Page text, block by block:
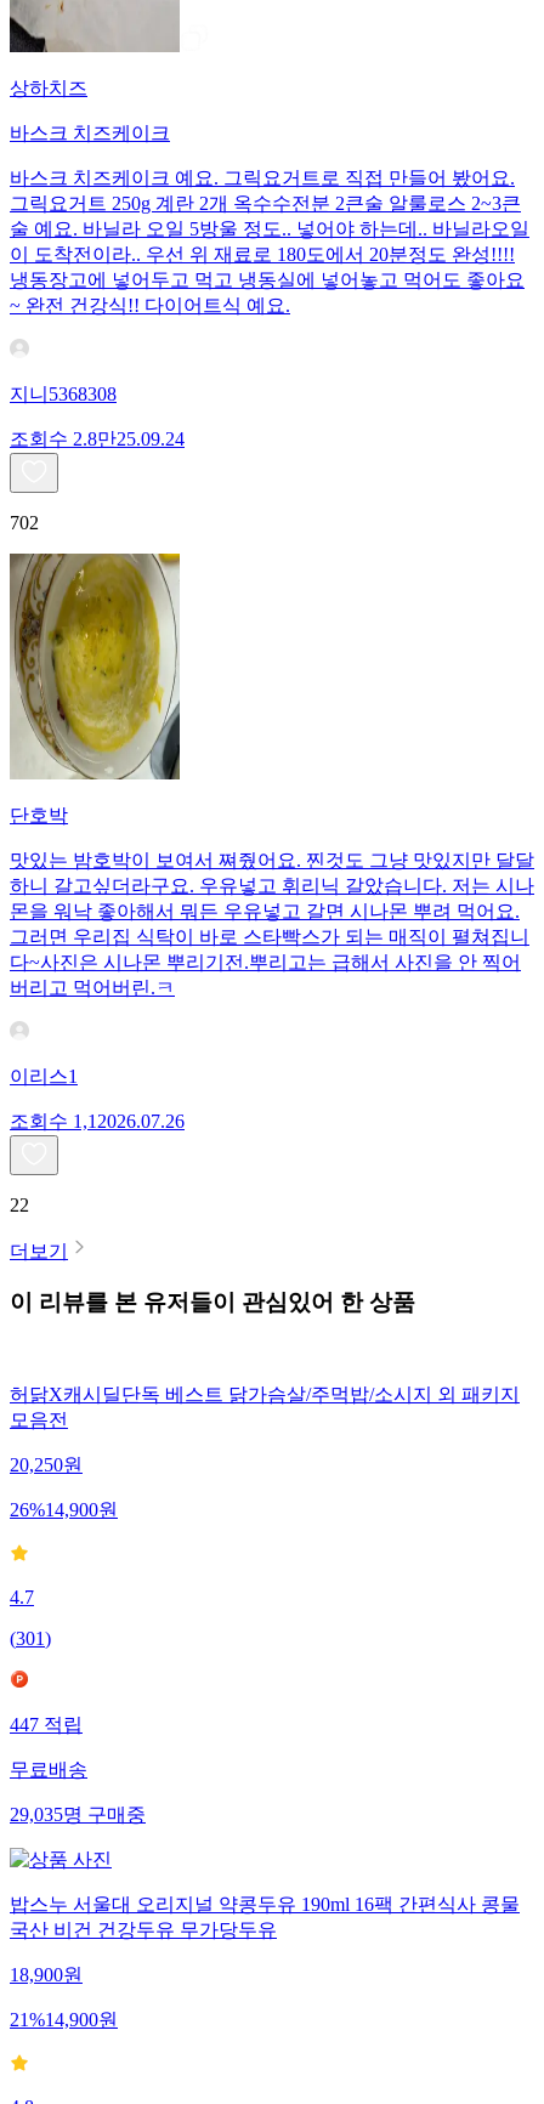
상하치즈
바스크 치즈케이크
바스크 치즈케이크 예요. 그릭요거트로 직접 만들어 봤어요.
그릭요거트 250g 계란 2개 옥수수전분 2큰술 알룰로스 2~3큰
술 예요. 바닐라 오일 5방울 정도.. 넣어야 하는데.. 바닐라오일
이 도착전이라.. 우선 위 재료로 180도에서 20분정도 완성!!!!
냉동장고에 넣어두고 먹고 냉동실에 넣어놓고 먹어도 좋아요
~ 완전 건강식!! 다이어트식 예요.
지니5368308
조회수 2.8만25.09.24
702
단호박
맛있는 밤호박이 보여서 쪄줬어요. 찐것도 그냥 맛있지만 달달
하니 갈고싶더라구요. 우유넣고 휘리닉 갈았습니다. 저는 시나
몬을 워낙 좋아해서 뭐든 우유넣고 갈면 시나몬 뿌려 먹어요.
그러면 우리집 식탁이 바로 스타빡스가 되는 매직이 펼쳐집니
다~사진은 시나몬 뿌리기전.뿌리고는 급해서 사진을 안 찍어
버리고 먹어버린.ㅋ
이리스1
조회수 1,12026.07.26
22
더보기
이 리뷰를 본 유저들이 관심있어 한 상품
허닭X캐시딜단독 베스트 닭가슴살/주먹밥/소시지 외 패키지
모음전
20,250원
26%14,900원
4.7
(301)
447 적립
무료배송
29,035명 구매중
밥스누 서울대 오리지널 약콩두유 190ml 16팩 간편식사 콩물
국산 비건 건강두유 무가당두유
18,900원
21%14,900원